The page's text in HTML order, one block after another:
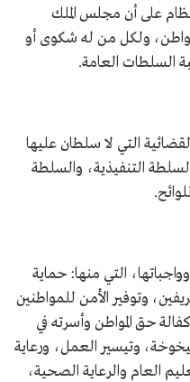
على أن مجلس الملك
ولكل من له شكوى أو
العامة.
التي لا سلطان عليها
التنفيذية، والسلطة
التي منها: حماية
وتوفير الأمن للمواطنين
حق المواطن وأسرته في
وتيسير العمل، ورعاية
العام والرعاية الصحية،